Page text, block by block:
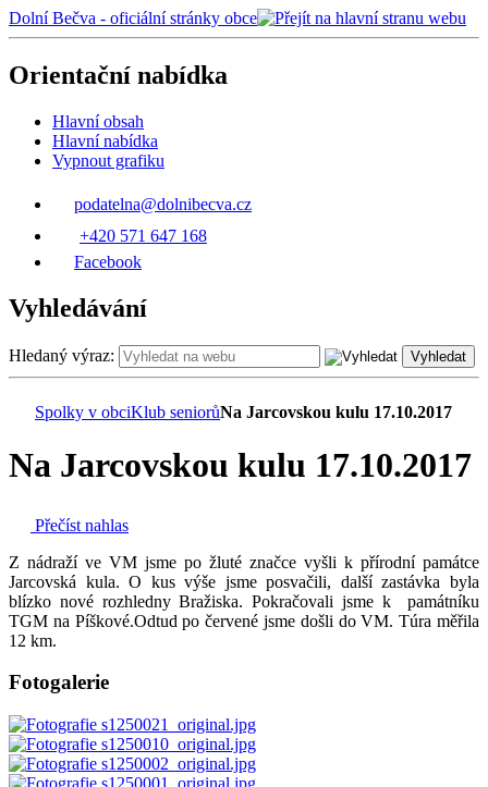
Dolní Bečva - oficiální stránky obce
Orientační nabídka
Hlavní obsah
Hlavní nabídka
Vypnout grafiku
podatelna@dolnibecva.cz
+420 571 647 168
Facebook
Vyhledávání
Hledaný výraz: Vyhledat
Spolky v obciKlub seniorůNa Jarcovskou kulu 17.10.2017
Na Jarcovskou kulu 17.10.2017
Přečíst nahlas
Z nádraží ve VM jsme po žluté značce vyšli k přírodní památce
Jarcovská kula. O kus výše jsme posvačili, další zastávka byla
blízko nové rozhledny Bražiska. Pokračovali jsme k památníku
TGM na Píškové.Odtud po červené jsme došli do VM. Túra měřila
12 km.
Fotogalerie